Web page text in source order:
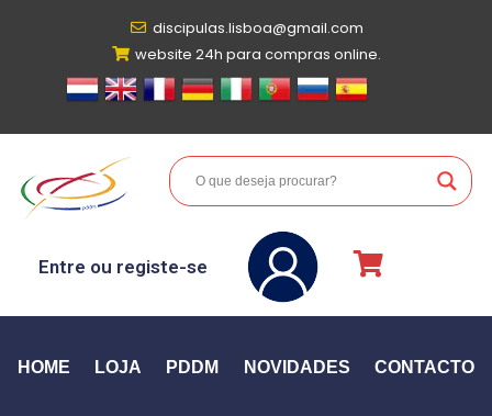
discipulas.lisboa@gmail.com
website 24h para compras online.
Entre ou registe-se
HOME LOJA PDDM NOVIDADES CONTACTO